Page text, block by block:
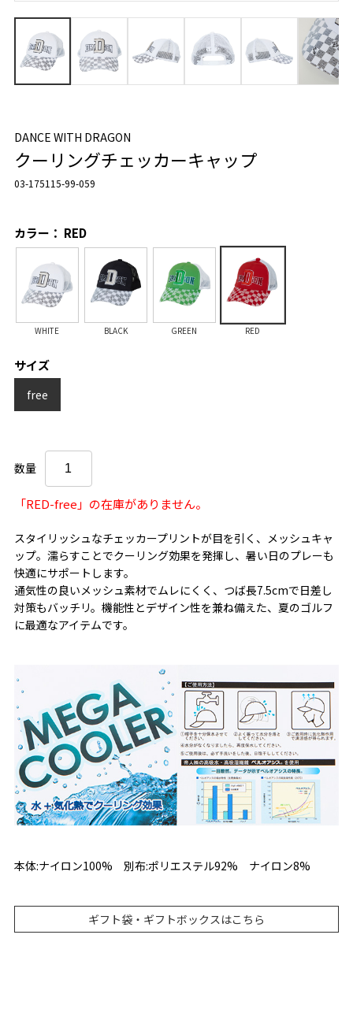
DANCE WITH DRAGON
クーリングチェッカーキャップ
03-175115-99-059
カラー： RED
WHITE BLACK GREEN RED
サイズ
free
数量
「RED-free」の在庫がありません。
スタイリッシュなチェッカープリントが目を引く、メッシュキャ
ップ。濡らすことでクーリング効果を発揮し、暑い日のプレーも
快適にサポートします。
通気性の良いメッシュ素材でムレにくく、つば長7.5cmで日差し
対策もバッチリ。機能性とデザイン性を兼ね備えた、夏のゴルフ
に最適なアイテムです。
本体:ナイロン100% 別布:ポリエステル92% ナイロン8%
ギフト袋・ギフトボックスはこちら